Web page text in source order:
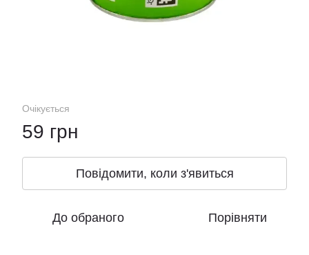
Очікується
59 грн
Повідомити, коли з'явиться
До обраного Порівняти